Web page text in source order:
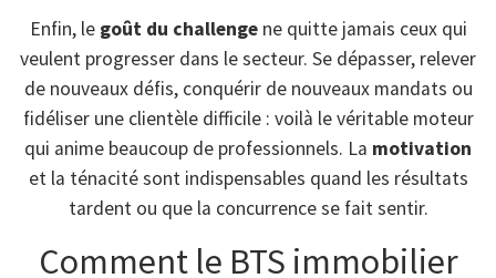
Enfin, le goût du challengene quitte jamais ceux qui
veulent progresser dans le secteur. Se dépasser, relever
de nouveaux défis, conquérir de nouveaux mandats ou
fidéliser une clientèle difficile : voilà le véritable moteur
qui anime beaucoup de professionnels. La motivation
et la ténacité sont indispensables quand les résultats
tardent ou que la concurrence se fait sentir.
Comment le BTS immobilier